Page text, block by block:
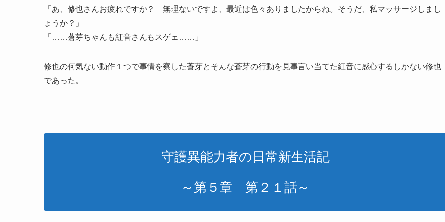
「あ、修也さんお疲れですか？ 無理ないですよ、最近は色々ありましたからね。そうだ、私マッサージしまし
ょうか？」
「……蒼芽ちゃんも紅音さんもスゲェ……」
修也の何気ない動作１つで事情を察した蒼芽とそんな蒼芽の行動を見事言い当てた紅音に感心するしかない修也
であった。
守護異能力者の日常新生活記
～第５章 第２１話～